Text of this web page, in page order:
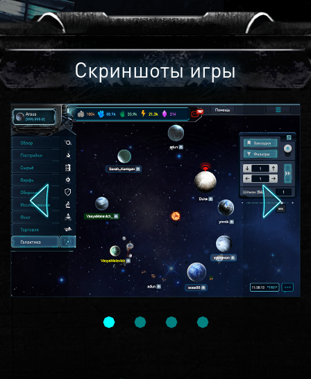
Скриншоты игры